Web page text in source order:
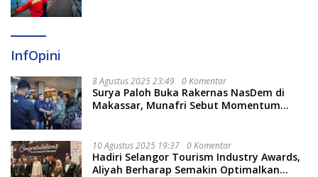
InfOpini
8 Agustus 2025 23:49 0 Komentar
Surya Paloh Buka Rakernas NasDem di
Makassar, Munafri Sebut Momentum
10 Agustus 2025 19:37 0 Komentar
Hadiri Selangor Tourism Industry Awards,
Aliyah Berharap Semakin Optimalkan